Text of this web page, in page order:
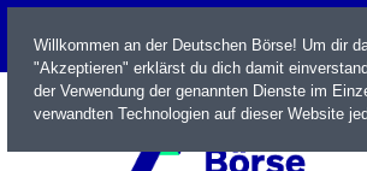
LIVE
Willkommen an der Deutschen Börse! Um dir
"Akzeptieren" erklärst du dich damit
der Verwendung der genannten Dienste im
verwandten Technologien auf dieser Website